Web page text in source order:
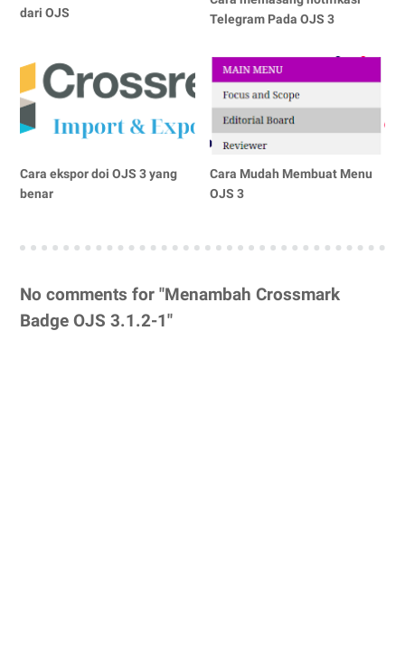
dari OJS
Telegram Pada OJS 3
Cara ekspor doi OJS 3 yang
benar
Cara Mudah Membuat Menu
OJS 3
No comments for "Menambah Crossmark
Badge OJS 3.1.2-1"